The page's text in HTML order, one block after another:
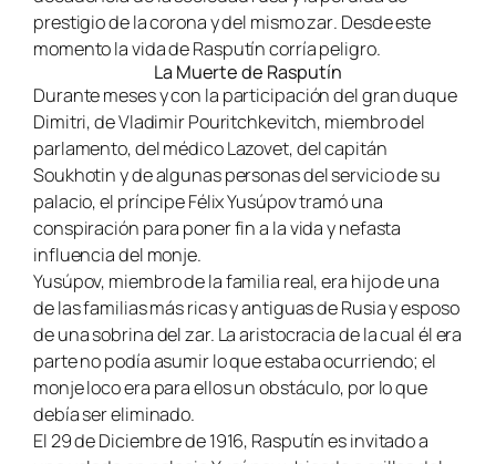
prestigio de la corona y del mismo zar. Desde este
momento la vida de Rasputín corría peligro.
La Muerte de Rasputín
Durante meses y con la participación del gran duque
Dimitri, de Vladimir Pouritchkevitch, miembro del
parlamento, del médico Lazovet, del capitán
Soukhotin y de algunas personas del servicio de su
palacio, el príncipe Félix Yusúpov tramó una
conspiración para poner fin a la vida y nefasta
influencia del monje.
Yusúpov, miembro de la familia real, era hijo de una
de las familias más ricas y antiguas de Rusia y esposo
de una sobrina del zar. La aristocracia de la cual él era
parte no podía asumir lo que estaba ocurriendo; el
monje loco era para ellos un obstáculo, por lo que
debía ser eliminado.
El 29 de Diciembre de 1916, Rasputín es invitado a